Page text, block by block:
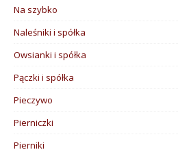
Na szybko
Naleśniki i spółka
Owsianki i spółka
Pączki i spółka
Pieczywo
Pierniczki
Pierniki